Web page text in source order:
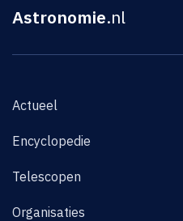
Astronomie.nl
Actueel
Encyclopedie
Telescopen
Organisaties